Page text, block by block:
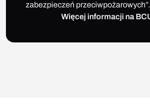
zabezpieczeń przeciwpożarowych”.
Więcej informacji na